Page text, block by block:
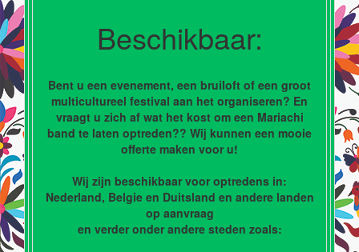
Beschikbaar:
Bent u een evenement, een bruiloft of een groot
multicultureel festival aan het organiseren? En
vraagt u zich af wat het kost om een Mariachi
band te laten optreden?? Wij kunnen een mooie
offerte maken voor u!
Wij zijn beschikbaar voor optredens in:
Nederland, Belgie en Duitsland en andere landen
op aanvraag
en verder onder andere steden zoals: